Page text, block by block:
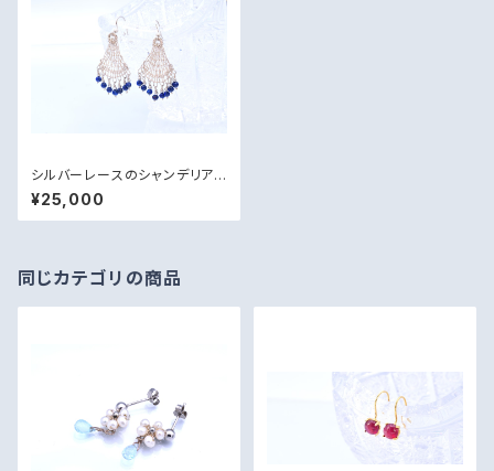
シルバーレースのシャンデリアピ
アス【ラピスラズリ・silver925】
¥25,000
同じカテゴリの商品